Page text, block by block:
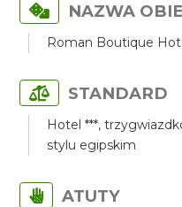
NAZWA
Roman Boutique
STANDARD
Hotel ***,
stylu egipskim
ATUTY